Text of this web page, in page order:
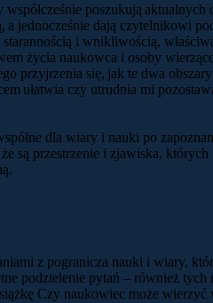
poszukują
jednocześnie dają czytelnikowi
i wnikliwością,
życia naukowca i osoby
przyjrzenia się, jak te dwa
ułatwia czy utrudnia mi
dla wiary i nauki po
są przestrzenie i zjawiska,
z pogranicza nauki i wiary,
podzielenie pytań – również
Czy naukowiec może